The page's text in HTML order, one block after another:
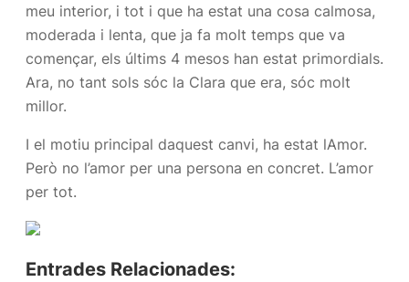
meu interior, i tot i que ha estat una cosa calmosa,
moderada i lenta, que ja fa molt temps que va
començar, els últims 4 mesos han estat primordials.
Ara, no tant sols sóc la Clara que era, sóc molt
millor.
I el motiu principal daquest canvi, ha estat lAmor.
Però no l’amor per una persona en concret. L’amor
per tot.
Entrades Relacionades: